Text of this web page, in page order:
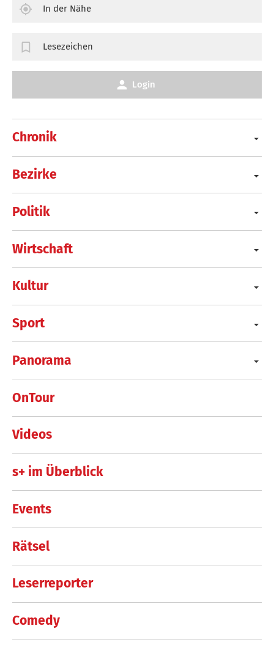
Chronik
Bezirke
Politik
Wirtschaft
Kultur
Sport
Panorama
OnTour
Videos
s+ im Überblick
Events
Rätsel
Leserreporter
Comedy
In der Nähe
Lesezeichen
Login